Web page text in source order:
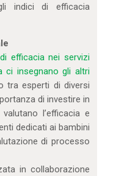
indici di efficacia
efficacia nei servizi
ci insegnano gli altri
tra esperti di diversi
di investire in
l’efficacia e
dedicati ai bambini
di processo
in collaborazione